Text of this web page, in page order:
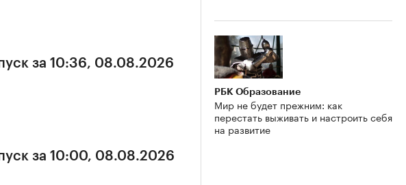
за 10:36, 08.08.2026
за 10:00, 08.08.2026
РБК Образование
Мир не будет прежним: как
перестать выживать и настроить себя
на развитие